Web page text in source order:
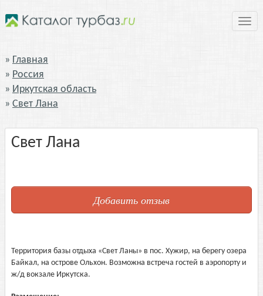
Главная
Россия
Иркутская область
Свет Лана
Свет Лана
Добавить отзыв
Территория базы отдыха «Cвет Ланы» в пос. Хужир, на берегу озера
Байкал, на острове Ольхон. Возможна встреча гостей в аэропорту и
ж/д вокзале Иркутска.